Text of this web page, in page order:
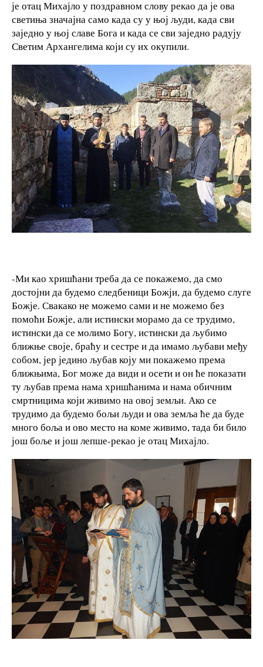
је отац Михајло у поздравном слову рекао да је ова
светиња значајна само када су у њој људи, када сви
заједно у њој славе Бога и када се сви заједно радују
Светим Архангелима који су их окупили.
-Ми као хришћани треба да се покажемо, да смо
достојни да будемо следбеници Божји, да будемо слуге
Божје. Свакако не можемо сами и не можемо без
помоћи Божје, али истински морамо да се трудимо,
истински да се молимо Богу, истински да љубимо
ближње своје, браћу и сестре и да имамо љубави међу
собом, јер једино љубав коју ми покажемо према
ближњима, Бог може да види и осети и он ће показати
ту љубав према нама хришћанима и нама обичним
смртницима који живимо на овој земљи. Ако се
трудимо да будемо бољи људи и ова земља ће да буде
много боља и ово место на коме живимо, тада би било
још боље и још лепше-рекао је отац Михајло.